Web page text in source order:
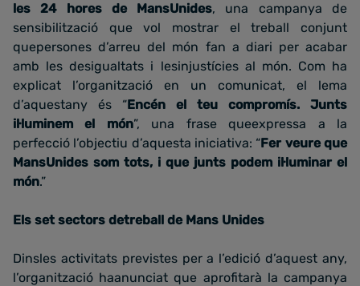
les 24 hores de MansUnides, una campanya de
sensibilització que vol mostrar el treball conjunt
quepersones d’arreu del món fan a diari per acabar
amb les desigualtats i lesinjustícies al món. Com ha
explicat l’organització en un comunicat, el lema
d’aquestany és “Encén el teu compromís. Junts
il·luminem el món”, una frase queexpressa a la
perfecció l’objectiu d’aquesta iniciativa: “Fer veure que
MansUnides som tots, i que junts podem il·luminar el
món.”
Els set sectors detreball de Mans Unides
Dinsles activitats previstes per a l’edició d’aquest any,
l’organització haanunciat que aprofitarà la campanya